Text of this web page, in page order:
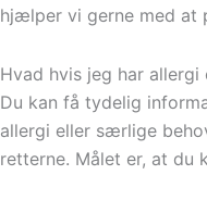
hjælper vi gerne med at
Hvad hvis jeg har
Du kan få tydelig
allergi eller særlige
retterne. Målet er, at du